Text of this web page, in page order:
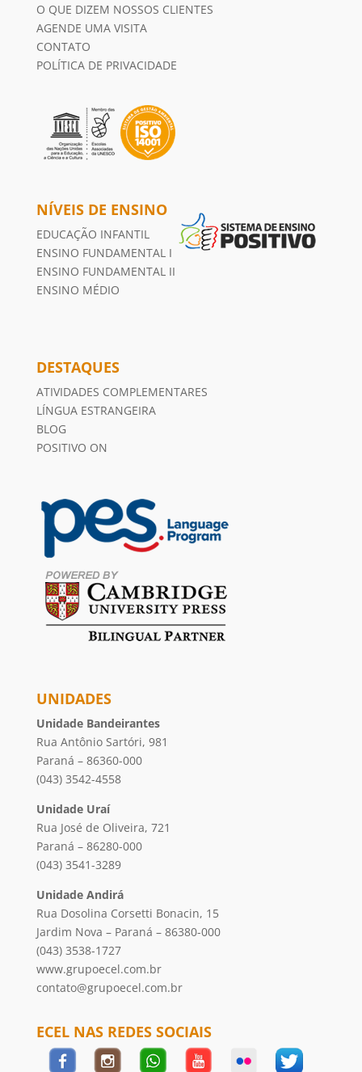
O QUE DIZEM NOSSOS CLIENTES
AGENDE UMA VISITA
CONTATO
POLÍTICA DE PRIVACIDADE
NÍVEIS DE ENSINO
EDUCAÇÃO INFANTIL
ENSINO FUNDAMENTAL I
ENSINO FUNDAMENTAL II
ENSINO MÉDIO
DESTAQUES
ATIVIDADES COMPLEMENTARES
LÍNGUA ESTRANGEIRA
BLOG
POSITIVO ON
UNIDADES
Unidade Bandeirantes
Rua Antônio Sartóri, 981
Paraná – 86360-000
(043) 3542-4558
Unidade Uraí
Rua José de Oliveira, 721
Paraná – 86280-000
(043) 3541-3289
Unidade Andirá
Rua Dosolina Corsetti Bonacin, 15
Jardim Nova – Paraná – 86380-000
(043) 3538-1727
www.grupoecel.com.br
contato@grupoecel.com.br
ECEL NAS REDES SOCIAIS